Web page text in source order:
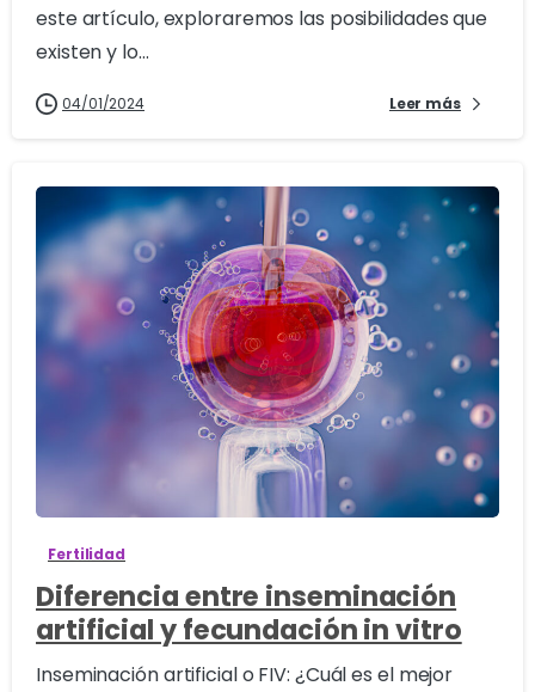
este artículo, exploraremos las posibilidades que
existen y lo...
04/01/2024 Leer más
0
Fertilidad
Diferencia entre inseminación
artificial y fecundación in vitro
Inseminación artificial o FIV: ¿Cuál es el mejor